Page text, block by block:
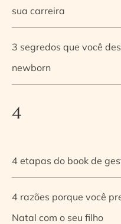
sua carreira
3 segredos que você
newborn
4
4 etapas do book de
4 razões porque você
Natal com o seu filho